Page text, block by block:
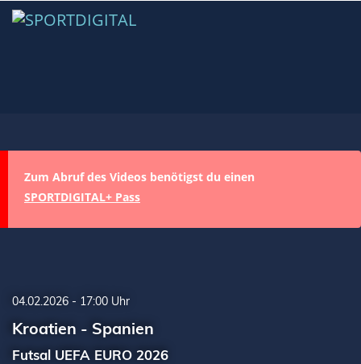
Zum Abruf des Videos benötigst du einen
SPORTDIGITAL+ Pass
04.02.2026 - 17:00 Uhr
Kroatien - Spanien
Futsal UEFA EURO 2026